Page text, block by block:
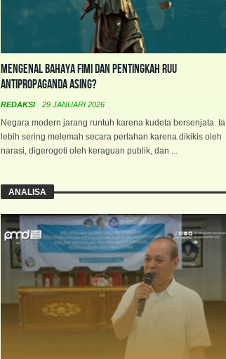
Mengenal Bahaya FIMI dan Pentingkah RUU
Antipropaganda Asing?
REDAKSI 29 JANUARI 2026
Negara modern jarang runtuh karena kudeta bersenjata. Ia
lebih sering melemah secara perlahan karena dikikis oleh
narasi, digerogoti oleh keraguan publik, dan ...
ANALISA